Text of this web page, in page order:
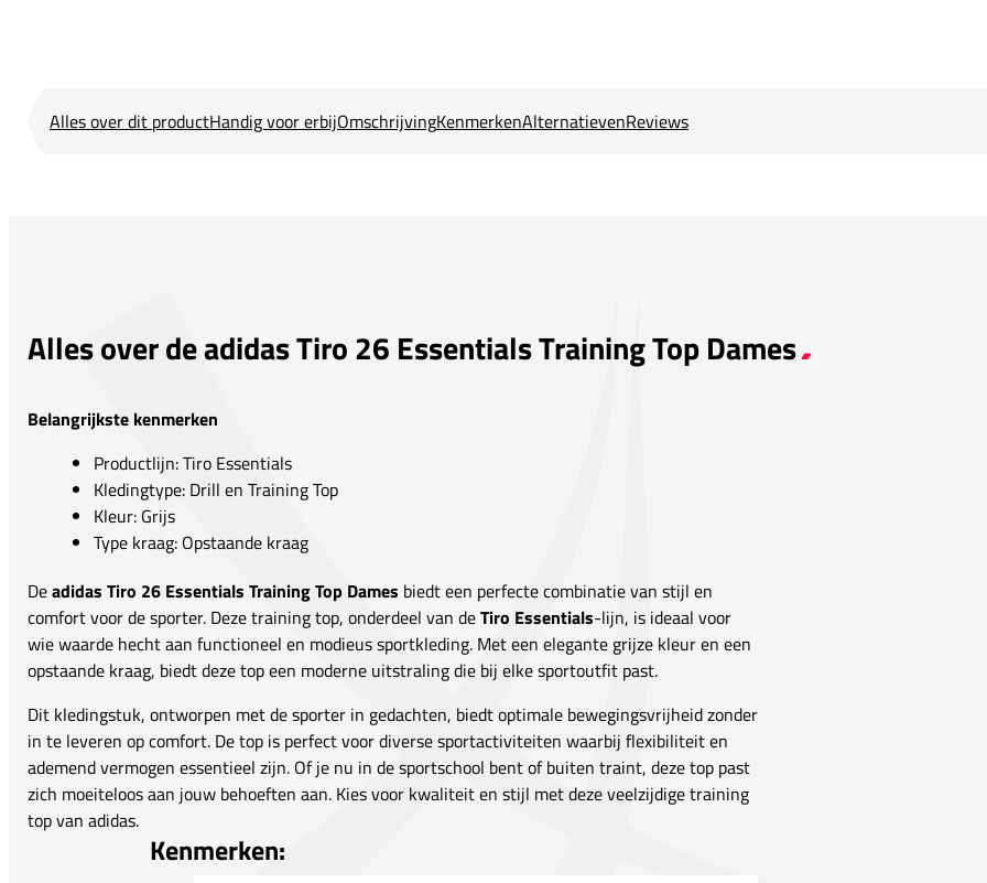
Alles over dit productHandig voor erbijOmschrijvingKenmerkenAlternatievenReviews
Alles over de adidas Tiro 26 Essentials Training Top Dames
Belangrijkste kenmerken
Productlijn: Tiro Essentials
Kledingtype: Drill en Training Top
Kleur: Grijs
Type kraag: Opstaande kraag
Deadidas Tiro 26 Essentials Training Top Dames biedt een perfecte combinatie van stijl en
comfort voor de sporter. Deze training top, onderdeel van deTiro Essentials-lijn, is ideaal voor
wie waarde hecht aan functioneel en modieus sportkleding. Met een elegante grijze kleur en een
opstaande kraag, biedt deze top een moderne uitstraling die bij elke sportoutfit past.
Dit kledingstuk, ontworpen met de sporter in gedachten, biedt optimale bewegingsvrijheid zonder
in te leveren op comfort. De top is perfect voor diverse sportactiviteiten waarbij flexibiliteit en
ademend vermogen essentieel zijn. Of je nu in de sportschool bent of buiten traint, deze top past
zich moeiteloos aan jouw behoeften aan. Kies voor kwaliteit en stijl met deze veelzijdige training
top van adidas.
Kenmerken: